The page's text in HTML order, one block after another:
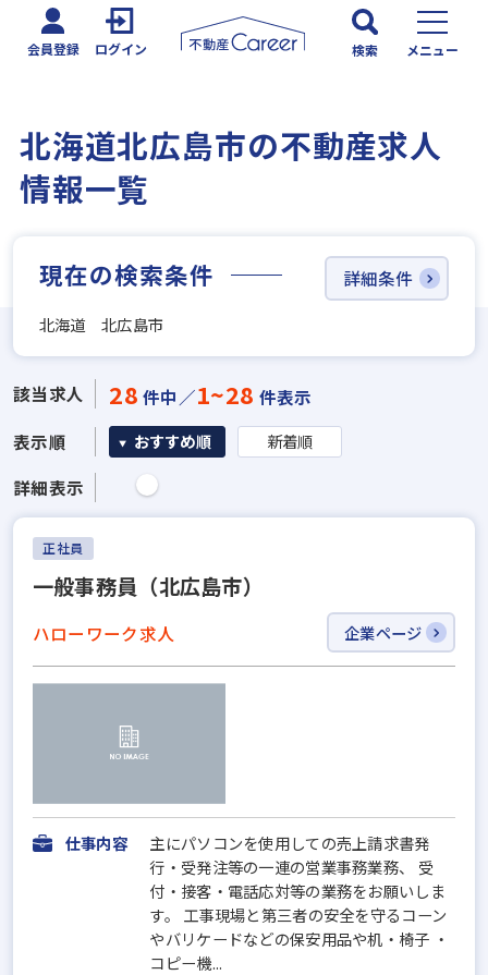
会員登録 ログイン 検索 メニュー
北海道北広島市の不動産求人
情報一覧
現在の検索条件
北海道 北広島市
詳細条件
該当求人 28 件中／1~28 件表示
表示順
おすすめ順 新着順
詳細表示
正社員
一般事務員（北広島市）
ハローワーク求人 企業ページ
仕事内容
主にパソコンを使用しての売上請求書発
行・受発注等の一連の営業事務業務、 受
付・接客・電話応対等の業務をお願いしま
す。 工事現場と第三者の安全を守るコーン
やバリケードなどの保安用品や机・椅子 ・
コピー機...